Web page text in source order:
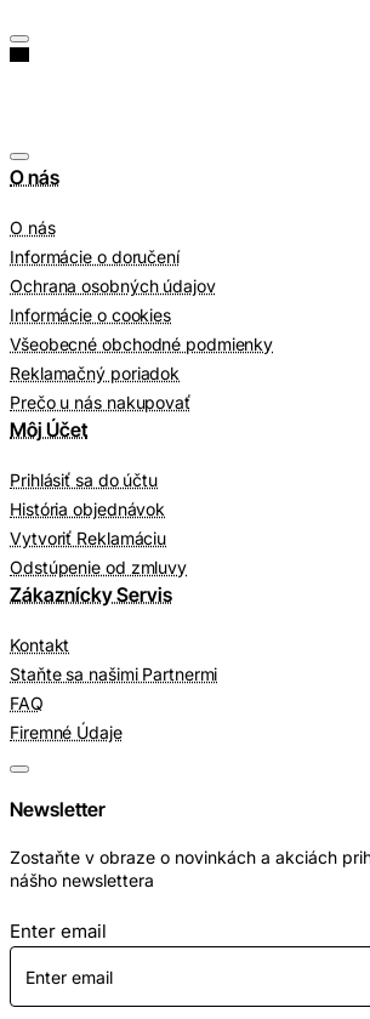
O nás
O nás
Informácie o doručení
Ochrana osobných údajov
Informácie o cookies
Všeobecné obchodné podmienky
Reklamačný poriadok
Prečo u nás nakupovať
Môj Účet
Prihlásiť sa do účtu
História objednávok
Vytvoriť Reklamáciu
Odstúpenie od zmluvy
Zákaznícky Servis
Kontakt
Staňte sa našimi Partnermi
FAQ
Firemné Údaje
Newsletter
Zostaňte v obraze o novinkách a akciách
nášho newslettera
Enter email